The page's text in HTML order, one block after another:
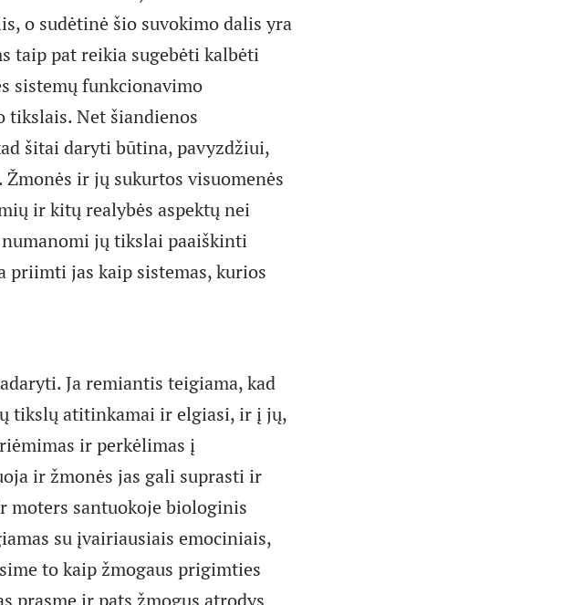
o sudėtinė šio suvokimo dalis yra
taip pat reikia sugebėti kalbėti
sistemų funkcionavimo
tikslais. Net šiandienos
šitai daryti būtina, pavyzdžiui,
ir jų sukurtos visuomenės
ir kitų realybės aspektų nei
jų tikslai paaiškinti
priimti jas kaip sistemas, kurios
Ja remiantis teigiama, kad
tikslų atitinkamai ir elgiasi, ir į jų,
ir perkėlimas į
ir žmonės jas gali suprasti ir
moters santuokoje biologinis
su įvairiausiais emociniais,
to kaip žmogaus prigimties
prasmę ir pats žmogus atrodys